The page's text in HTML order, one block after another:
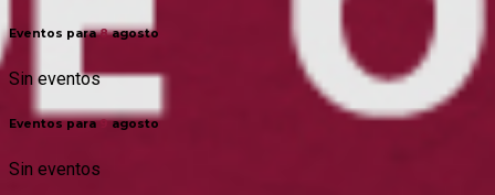
Eventos para8agosto
Sin eventos
Eventos para9agosto
Sin eventos